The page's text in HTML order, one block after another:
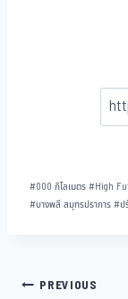
#000 กิโลเมตร#High
#บางพลี สมุทรปราการ#ป
PREVIOUS